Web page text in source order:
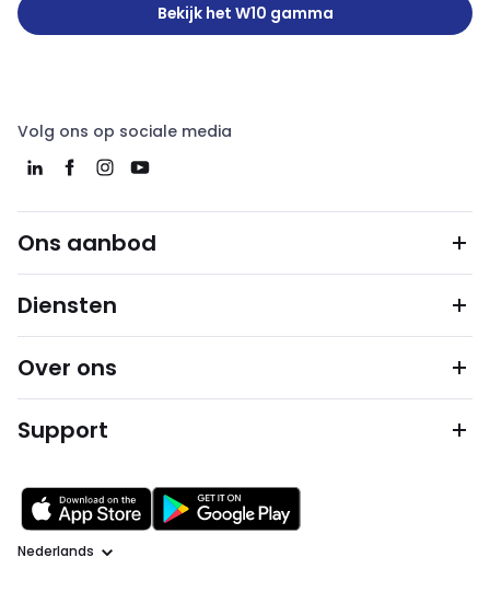
Bekijk het W10 gamma
Volg ons op sociale media
Ons aanbod
Diensten
Over ons
Support
Taal